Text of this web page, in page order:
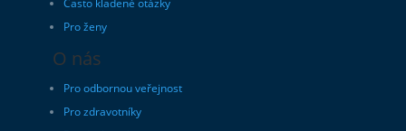
Pro ženy
O nás
Pro odbornou veřejnost
Pro zdravotníky